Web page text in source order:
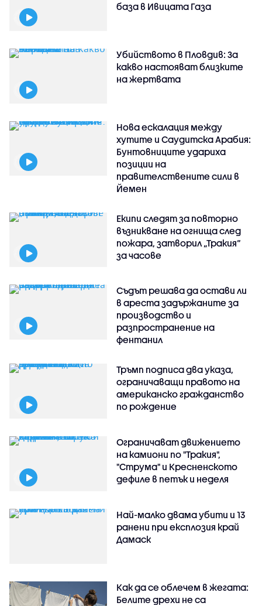
база в Ивицата Газа
Убийството в Пловдив: За
какво настояват близките
на жертвата
Нова ескалация между
хутите и Саудитска Арабия:
Бунтовниците удариха
позиции на
правителствените сили в
Йемен
Екипи следят за повторно
възникване на огнища след
пожара, затворил „Тракия“
за часове
Съдът решава да остави ли
в ареста задържаните за
производство и
разпространение на
фентанил
Тръмп подписа два указа,
ограничаващи правото на
американско гражданство
по рождение
Ограничават движението
на камиони по "Тракия",
"Струма" и Кресненското
дефиле в петък и неделя
Най-малко двама убити и 13
ранени при експлозия край
Дамаск
Как да се облечем в жегата:
Белите дрехи не са